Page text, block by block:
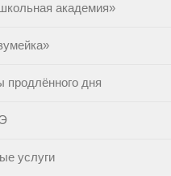
академия»
продлённого дня
услуги